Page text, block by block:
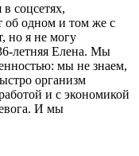
соцсетях,
об одном и том же с
но я не могу
летняя Елена. Мы
мы не знаем,
организм
и с экономикой
И мы